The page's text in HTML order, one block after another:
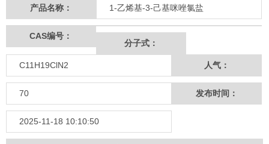
产品名称： 1-乙烯基-3-己基咪唑氯盐
CAS编号：
分子式：
C11H19ClN2 人气：
70 发布时间：
2025-11-18 10:10:50